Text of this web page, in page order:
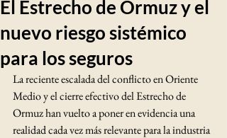
El Estrecho de Ormuz y el
nuevo riesgo sistémico
para los seguros
La reciente escalada del conflicto en Oriente
Medio y el cierre efectivo del Estrecho de
Ormuz han vuelto a poner en evidencia una
realidad cada vez más relevante para la industria